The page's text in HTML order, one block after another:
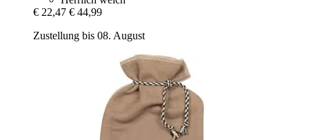
€ 22,47 € 44,99
Zustellung bis 08. August